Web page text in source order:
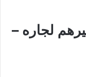
لجاره –